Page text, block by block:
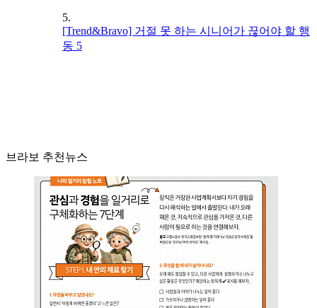
5.
[Trend&Bravo] 거절 못 하는 시니어가 끊어야 할 행
동 5
브라보 추천뉴스